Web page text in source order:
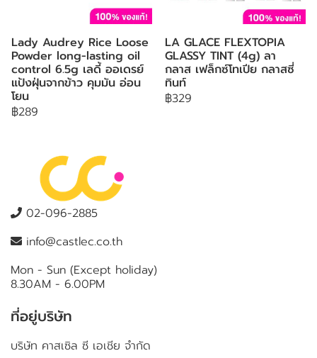
Lady Audrey Rice Loose
Powder long-lasting oil
control 6.5g เลดี้ ออเดรย์
แป้งฝุ่นจากข้าว คุมมัน อ่อน
โยน
฿289
LA GLACE FLEXTOPIA
GLASSY TINT (4g) ลา
กลาส เฟล็กซ์โทเปีย กลาสซี่
ทินท์
฿329
02-096-2885
info@castlec.co.th
Mon - Sun (Except holiday)
8.30AM - 6.00PM
ที่อยู่บริษัท
บริษัท คาสเซิล ซี เอเชีย จำกัด